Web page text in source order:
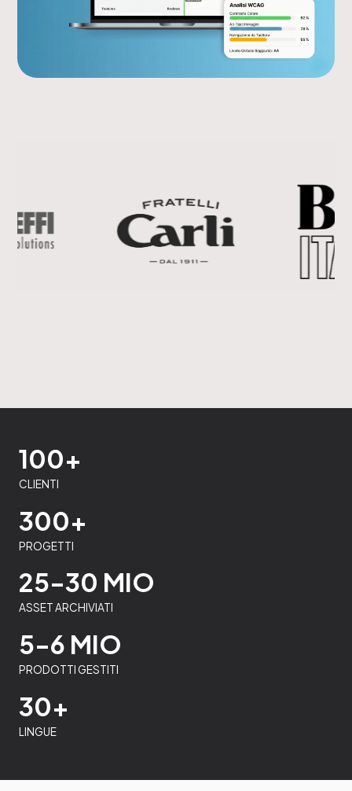
100+
CLIENTI
300+
PROGETTI
25-30 MIO
ASSET ARCHIVIATI
5-6 MIO
PRODOTTI GESTITI
30+
LINGUE